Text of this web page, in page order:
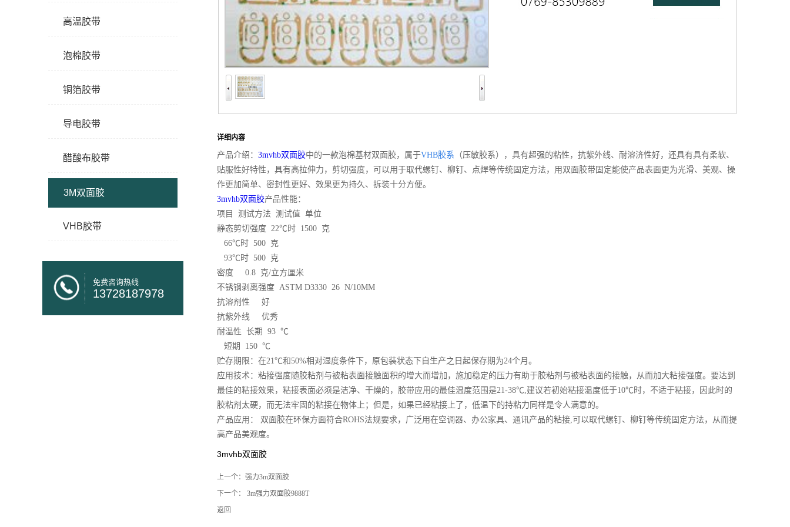
高温胶带
泡棉胶带
铜箔胶带
导电胶带
醋酸布胶带
3M双面胶
VHB胶带
免费咨询热线
13728187978
详细内容
产品介绍： 3mvhb双面胶中的一款泡棉基材双面胶，属于VHB胶系 （压敏胶系），具有超强的粘性，抗紫外线、耐溶济性好，还具有具有柔软、
贴服性好特性，具有高拉伸力，剪切强度，可以用于取代螺钉、柳钉、点焊等传统固定方法，用双面胶带固定能使产品表面更为光滑、美观、操
作更加简单、密封性更好、效果更为持久、拆装十分方便。
3mvhb双面胶产品性能：
项目 测试方法 测试值 单位
静态剪切强度 22℃时 1500 克
66℃时 500 克
93℃时 500 克
密度 0.8 克/立方厘米
不锈钢剥离强度 ASTM D3330 26 N/10MM
抗溶剂性 好
抗紫外线 优秀
耐温性 长期 93 ℃
短期 150 ℃
贮存期限：在21℃和50%相对湿度条件下，原包装状态下自生产之日起保存期为24个月。
应用技术：粘接强度随胶粘剂与被粘表面接触面积的增大而增加，施加稳定的压力有助于胶粘剂与被粘表面的接触，从而加大粘接强度。要达到
最佳的粘接效果，粘接表面必须是洁净、干燥的，胶带应用的最佳温度范围是21-38℃,建议若初始粘接温度低于10℃时，不适于粘接，因此时的
胶粘剂太硬，而无法牢固的粘接在物体上；但是，如果已经粘接上了，低温下的持粘力同样是令人满意的。
产品应用： 双面胶在环保方面符合ROHS法规要求，广泛用在空调器、办公家具、通讯产品的粘接,可以取代螺钉、柳钉等传统固定方法，从而提
高产品美观度。
3mvhb双面胶
上一个： 强力3m双面胶
下一个：
3m强力双面胶9888T
返回